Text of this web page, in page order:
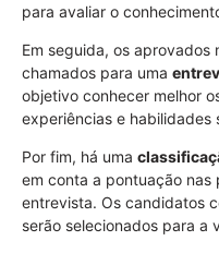
para avaliar o
Em seguida, os
chamados para uma
objetivo conhecer melhor
experiências e habilidades
Por fim, há uma
em conta a pontuação nas
entrevista. Os candidatos
serão selecionados para a